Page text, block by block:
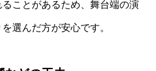
ことがあるため、舞台端の演
選んだ方が安心です。